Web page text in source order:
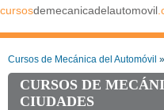
cursosdemecanicadelautomovil
Cursos de Mecánica del Automóvil
CURSOS DE
CIUDADES